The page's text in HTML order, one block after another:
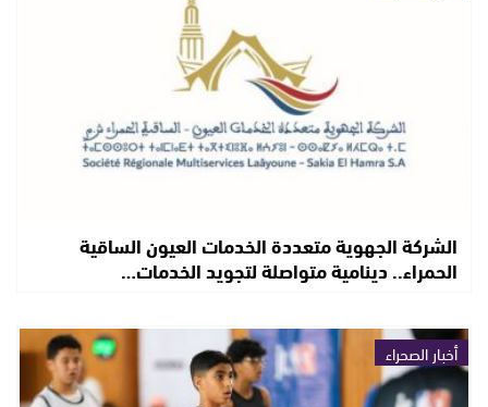
الشركة الجهوية متعددة الخدمات العيون الساقية
الحمراء.. دينامية متواصلة لتجويد الخدمات…
أخبار الصحراء